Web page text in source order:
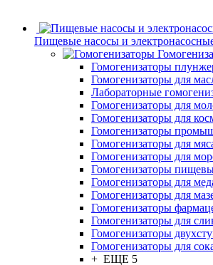
Пищевые насосы и
Гомогенизаторы
Гомогенизаторы для
Лабораторные
Гомогенизаторы для
Гомогенизаторы для
Гомогенизаторы
Гомогенизаторы для
Гомогенизаторы для
Гомогенизаторы
Гомогенизаторы для
Гомогенизаторы для
Гомогенизаторы
Гомогенизаторы для
Гомогенизаторы
Гомогенизаторы для
+ ЕЩЕ 5